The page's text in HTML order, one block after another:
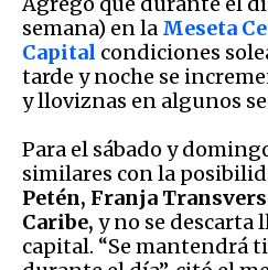
semana) en la Meseta
Capital condiciones
tarde y noche se
y lloviznas en algunos
Para el sábado y
similares con la
Petén, Franja
Caribe, y no se descarta
capital. “Se mantendrá